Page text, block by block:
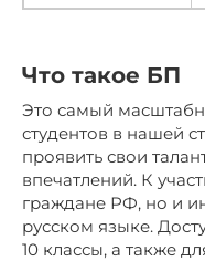
Что такое БП
Это самый
студентов в нашей
проявить свои
впечатлений. К
граждане РФ, но и
русском языке.
10 классы, а также